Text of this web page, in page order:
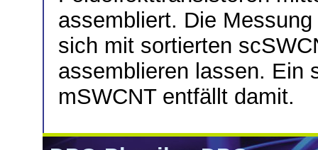
assembliert. Die
sich mit sortierten
assemblieren lassen. Ein
mSWCNT entfällt damit.